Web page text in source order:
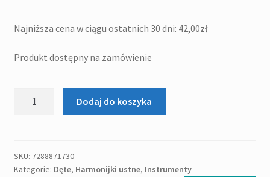
Najniższa cena w ciągu ostatnich 30 dni: 42,00zł
Produkt dostępny na zamówienie
Dur
w
Dodaj do koszyka
SKU: 7288871730
Kategorie: Dęte, Harmonijki ustne, Instrumenty